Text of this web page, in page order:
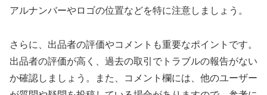
アルナンバーやロゴの位置などを特に注意しましょう。
さらに、出品者の評価やコメントも重要なポイントです。
出品者の評価が高く、過去の取引でトラブルの報告がない
か確認しましょう。また、コメント欄には、他のユーザー